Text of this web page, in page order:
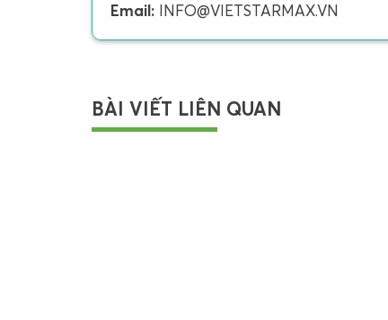
Email: INFO@VIETSTARMAX.VN
BÀI VIẾT LIÊN QUAN